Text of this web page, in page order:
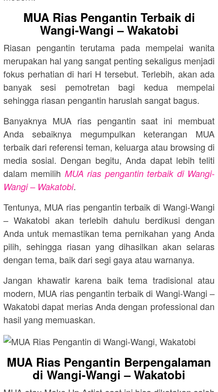
MUA Rias Pengantin Terbaik di
Wangi-Wangi – Wakatobi
Riasan pengantin terutama pada mempelai wanita
merupakan hal yang sangat penting sekaligus menjadi
fokus perhatian di hari H tersebut. Terlebih, akan ada
banyak sesi pemotretan bagi kedua mempelai
sehingga riasan pengantin haruslah sangat bagus.
Banyaknya MUA rias pengantin saat ini membuat
Anda sebaiknya megumpulkan keterangan MUA
terbaik dari referensi teman, keluarga atau browsing di
media sosial. Dengan begitu, Anda dapat lebih teliti
dalam memilih MUA rias pengantin terbaik di Wangi-
Wangi – Wakatobi.
Tentunya, MUA rias pengantin terbaik di Wangi-Wangi
– Wakatobi akan terlebih dahulu berdikusi dengan
Anda untuk memastikan tema pernikahan yang Anda
pilih, sehingga riasan yang dihasilkan akan selaras
dengan tema, baik dari segi gaya atau warnanya.
Jangan khawatir karena baik tema tradisional atau
modern, MUA rias pengantin terbaik di Wangi-Wangi –
Wakatobi dapat merias Anda dengan professional dan
hasil yang memuaskan.
MUA Rias Pengantin Berpengalaman
di Wangi-Wangi – Wakatobi